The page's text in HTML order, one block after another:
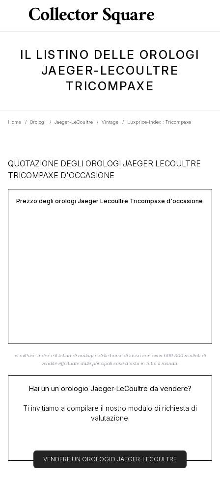
IL LISTINO DELLE OROLOGI
JAEGER-LECOULTRE
TRICOMPAXE
Home / Orologi / Jaeger-LeCoultre / Vintage / Luxprice-Index : Tricompaxe
QUOTAZIONE DEGLI OROLOGI JAEGER LECOULTRE
TRICOMPAXE D'OCCASIONE
Prezzo degli orologi Jaeger Lecoultre Tricompaxe d'occasione
*LuxPrice-Index è il listino di orologi e delle borse di lusso con circa 600.000 risultati di
vendite effettuate dalle principali case d'asta in tutto il mondo.
Hai un un orologio Jaeger-LeCoultre da vendere?
Ti invitiamo a compilare il nostro modulo di richiesta di
valutazione.
VENDERE UN OROLOGIO JAEGER-LECOULTRE